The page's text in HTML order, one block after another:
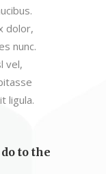
dolor,
nunc.
vel,
ligula.
to the